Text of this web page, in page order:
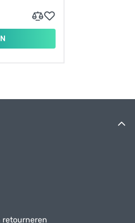
retourneren